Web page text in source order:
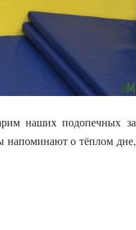
наших подопечных за
напоминают о тёплом дне,